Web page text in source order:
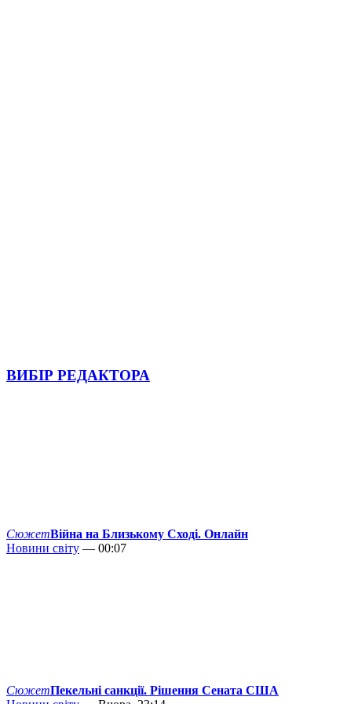
ВИБІР РЕДАКТОРА
СюжетВійна на Близькому Сході. Онлайн
Новини світу — 00:07
СюжетПекельні санкції. Рішення Сената США